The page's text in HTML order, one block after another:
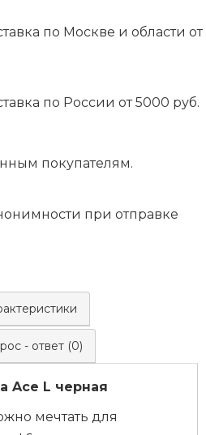
по Москве и области от
по России от 5000 руб.
покупателям.
при отправке
- ответ (0)
Ace L черная
мечтать для